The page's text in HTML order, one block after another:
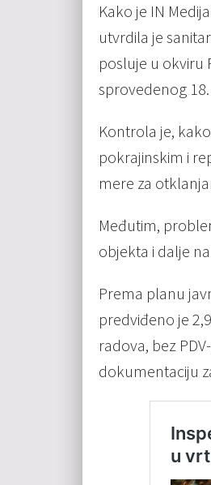
Kako je IN
utvrdila je
posluje u okviru
sprovedenog
Kontrola je,
pokrajinskim i
mere za
Međutim,
objekta i dalje
Prema planu
predviđeno je
radova, bez
dokumentaciju